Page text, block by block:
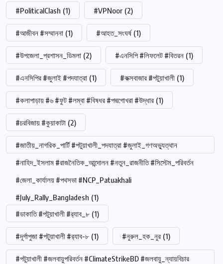
#PoliticalClash (1) #VPNoor (2)
#আজীবন #সম্মাননা (1) #আহত_সংঘর্ষ (1)
#উপজেলা_প্রশাসন_ডিমলা (2) #এনসিপি #লিফলেট #বিতরন (1)
#এনসিপির #জুলাই #পদযাত্রা (1) #কক্সবাজার #পটুয়াখালী (1)
#কলাপাড়ায় #৬ #ফুট #লম্বা #বিষধর #পদ্মগোখরা #উদ্ধার (1)
#চরবিজায় #কুয়াকাটা (2)
#জাতীয়_নাগরিক_পার্টি #পটুয়াখালী_পদযাত্রা #জুলাই_গণঅভ্যুত্থান
#নাহিদ_ইসলাম #রাজনৈতিক_আন্দোলন #নতুন_রাজনীতি #সিস্টেম_পরিবর্তন
#জেলা_কার্যালয় #পথসভা #NCP_Patuakhali
#July_Rally_Bangladesh (1)
#ডাকাতি #পটুয়াখালী #র‍্যাব_৮ (1)
#দূর্গাপুজা #পটুয়াখালী #র‍্যাব-৮ (1) #নুরুল_হক_নুর (1)
#পটুয়াখালী #জলবায়ুপরিবর্তন #ClimateStrikeBD #জলবায়ু_ন্যায়বিচার